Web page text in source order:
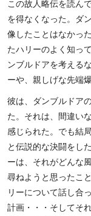
この故人略伝を読ん
を得なくなった。ダ
像したことはなかっ
たハリーのよく知っ
ンブルドアを考える
ーや、親しげな先端
彼は、ダンブルドア
た。それは、間違い
感じられた。でも結
と伝説的な決闘をし
ーは、それがどんな
尋ねようと思ったこ
リーについて話し合
計画・・・そしてそ